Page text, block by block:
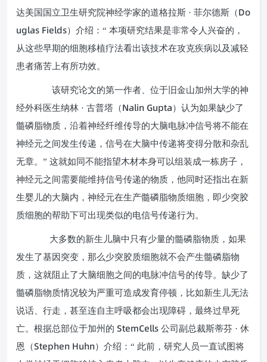
达美国国立卫生研究院神经学家的道格拉斯 · 菲尔德斯（Do
uglas Fields）介绍：“ 本项研究结果是非常令人兴奋的，
从这些早期的细胞移植疗法看出该技术在攻克疾病以及减轻
患者痛苦上有所功效。
该研究论文的第一作者、位于旧金山加州大学的神
经外科医生纳林 · 古普塔（Nalin Gupta）认为如果缺少了
髓磷脂物质，沿着神经纤维传导的大脑电脉冲信号将不能在
神经元之间发生传递，信号在大脑中传递将变得分散和杂乱
无章。” 这就如同不能指望木材本身可以组装成一栋房子，
神经元之间需要能维持信号传递的物质，他同时还指出在新
生婴儿的大脑内，神经元在生产髓磷脂物质细胞，即少突胶
质细胞的帮助下可出现类似的电信号传递行为。
大多数的新生儿脑中只有少量的髓磷脂物质，如果
发生了基因突变，那么少突胶质细胞就不会产生髓磷脂物
质，这就阻止了大脑细胞之间的电脉冲信号的传导。缺少了
髓磷脂物质情况较为严重可造成发育停顿，比如新生儿无法
说话、行走，甚至连自主呼吸都会出现障碍，最终过早死
亡。根据总部位于加州的 StemCells 公司副总裁斯蒂芬 · 休
恩（Stephen Huhn）介绍：“ 此前，研究人员一直试图将